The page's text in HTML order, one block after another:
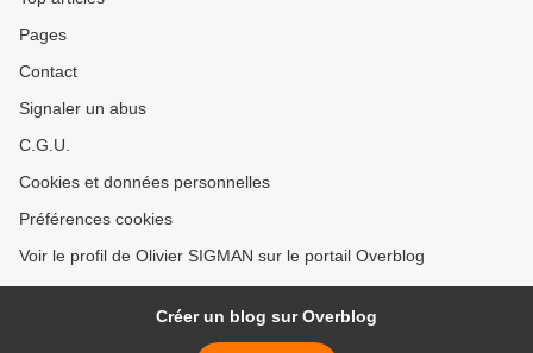
Pages
Contact
Signaler un abus
C.G.U.
Cookies et données personnelles
Préférences cookies
Voir le profil de Olivier SIGMAN sur le portail Overblog
Créer un blog sur Overblog